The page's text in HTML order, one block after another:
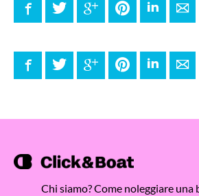
FacebookTwitter Google+ PinterestLinkedInE-
FacebookTwitter Google+ PinterestLinkedInE-
Chi siamo?Come noleggiare una